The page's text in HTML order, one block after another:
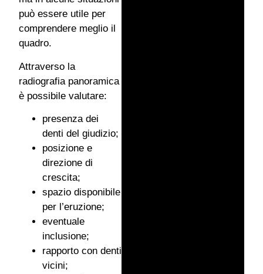
può essere utile per
comprendere meglio il
quadro.
Attraverso la
radiografia panoramica
è possibile valutare:
presenza dei
denti del giudizio;
posizione e
direzione di
crescita;
spazio disponibile
per l’eruzione;
eventuale
inclusione;
rapporto con denti
vicini;